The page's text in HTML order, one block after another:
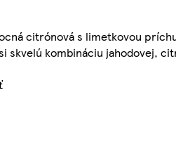
citrónová s limetkovou
skvelú kombináciu jahodovej,